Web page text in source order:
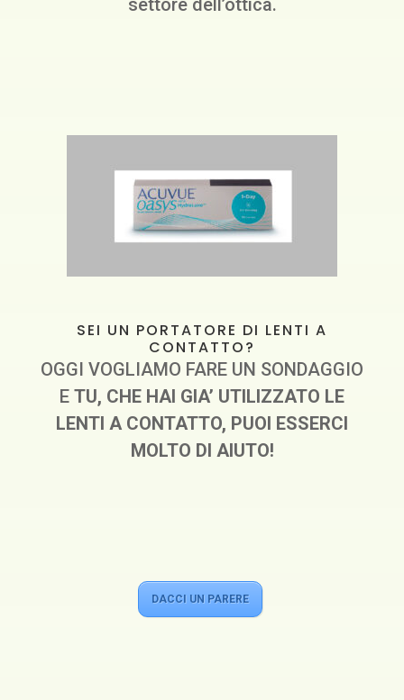
SEI UN PORTATORE DI LENTI A
CONTATTO?
OGGI VOGLIAMO FARE UN SONDAGGIO
E TU, CHE HAI GIA’ UTILIZZATO LE
LENTI A CONTATTO, PUOI ESSERCI
MOLTO DI AIUTO!
DACCI UN PARERE